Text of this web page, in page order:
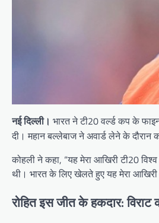
नई दिल्ली। भारत ने टी20 वर्ल्ड कप के
दी। महान बल्लेबाज ने अवार्ड लेने के
कोहली ने कहा, “यह मेरा आखिरी टी20
थी। भारत के लिए खेलते हुए यह मेरा
रोहित इस जीत के हकदार: विराट